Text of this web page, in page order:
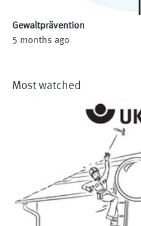
Gewaltprävention
5 months ago
Most watched